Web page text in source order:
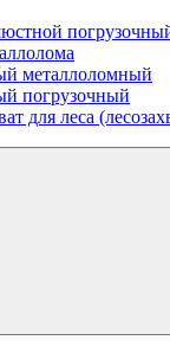
металлоломный
погрузочный
для леса